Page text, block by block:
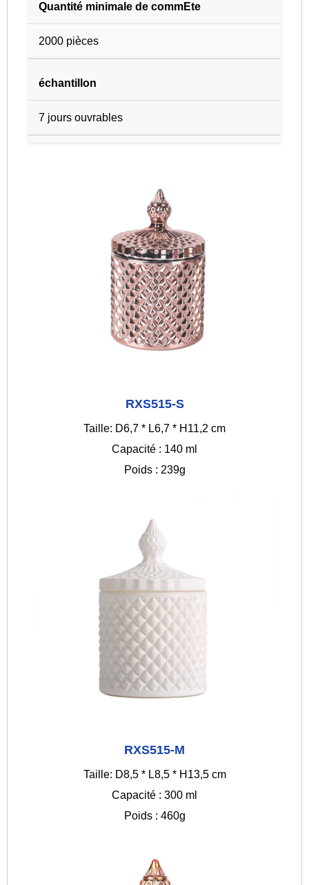
Quantité minimale de commEte
2000 pièces
échantillon
7 jours ouvrables
RXS515-S
Taille: D6,7 * L6,7 * H11,2 cm
Capacité : 140 ml
Poids : 239g
RXS515-M
Taille: D8,5 * L8,5 * H13,5 cm
Capacité : 300 ml
Poids : 460g